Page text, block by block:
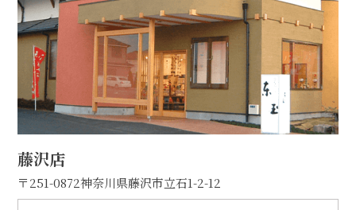
藤沢店
〒251-0872神奈川県藤沢市立石1-2-12